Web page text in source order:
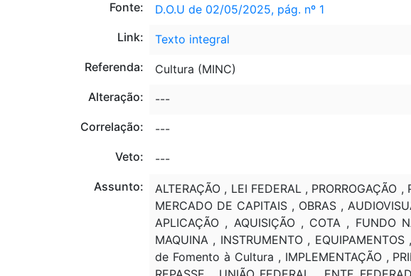
Fonte:
D.O.U de 02/05/2025, pág. nº 1
Link:
Texto integral
Referenda:
Cultura (MINC)
Alteração:
---
Correlação:
---
Veto:
---
Assunto:
ALTERAÇÃO , LEI FEDERAL ,
MERCADO DE CAPITAIS , OBRAS ,
APLICAÇÃO , AQUISIÇÃO , COTA , FUNDO
MAQUINA , INSTRUMENTO ,
de Fomento à Cultura , IMPLEMENTAÇÃO ,